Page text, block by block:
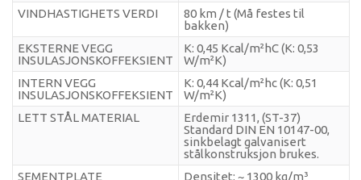
Karmod Қазақ Karmod Indonesia
Karmod España Karmod Romania
Karmod Serbia Karmod Slovensko
Karmod Azərbaycan
VINDHASTIGHETS VERDI
80 km / t (Må festes til
bakken)
EKSTERNE VEGG
INSULASJONSKOFFEKSIENT
K: 0,45 Kcal/m²hC (K: 0,53
W/m²K)
INTERN VEGG
INSULASJONSKOFFEKSIENT
K: 0,44 Kcal/m²hc (K: 0,51
W/m²K)
LETT STÅL MATERIAL
Erdemir 1311, (ST-37)
Standard DIN EN 10147-00,
sinkbelagt galvanisert
stålkonstruksjon brukes.
SEMENTPLATE
Densitet: ~ 1300 kg/m³